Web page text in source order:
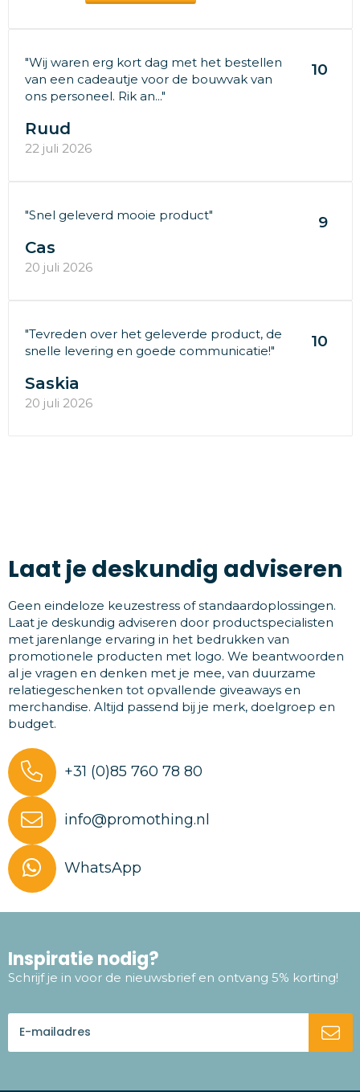
"Wij waren erg kort dag met het bestellen
van een cadeautje voor de bouwvak van
ons personeel. Rik an..."
10
Ruud
22 juli 2026
"Snel geleverd mooie product" 9
Cas
20 juli 2026
"Tevreden over het geleverde product, de
snelle levering en goede communicatie!"
10
Saskia
20 juli 2026
Laat je deskundig adviseren
Geen eindeloze keuzestress of standaardoplossingen.
Laat je deskundig adviseren door productspecialisten
met jarenlange ervaring in het bedrukken van
promotionele producten met logo. We beantwoorden
al je vragen en denken met je mee, van duurzame
relatiegeschenken tot opvallende giveaways en
merchandise. Altijd passend bij je merk, doelgroep en
budget.
+31 (0)85 760 78 80
info@promothing.nl
WhatsApp
Inspiratie nodig?
Schrijf je in voor de nieuwsbrief en ontvang 5% korting!